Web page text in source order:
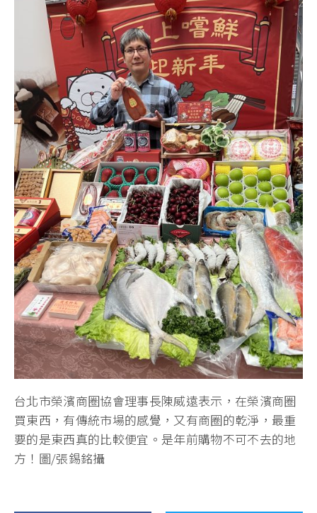
台北市榮濱商圈協會理事長陳威遠表示，在榮濱商圈
買東西，有傳統市場的感覺，又有商圈的乾淨，最重
要的是東西真的比較便宜。是年前購物不可不去的地
方！圖/張錫銘攝